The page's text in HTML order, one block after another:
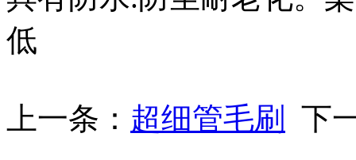
低
上一条： 超细管毛刷 下